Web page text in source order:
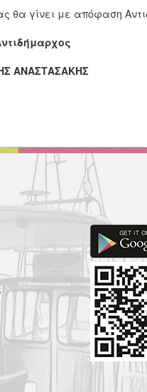
θα γίνει με απόφαση
ΑΝΑΣΤΑΣΑΚΗΣ